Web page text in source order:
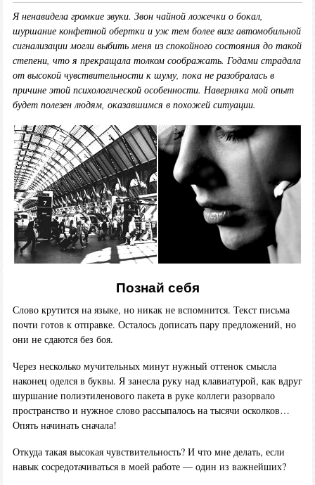
Я ненавидела громкие звуки. Звон чайной ложечки о бокал,
шуршание конфетной обертки и уж тем более визг автомобильной
сигнализации могли выбить меня из спокойного состояния до такой
степени, что я прекращала толком соображать. Годами страдала
от высокой чувствительности к шуму, пока не разобралась в
причине этой психологической особенности. Наверняка мой опыт
будет полезен людям, оказавшимся в похожей ситуации.
Познай себя
Слово крутится на языке, но никак не вспомнится. Текст письма
почти готов к отправке. Осталось дописать пару предложений, но
они не сдаются без боя.
Через несколько мучительных минут нужный оттенок смысла
наконец оделся в буквы. Я занесла руку над клавиатурой, как вдруг
шуршание полиэтиленового пакета в руке коллеги разорвало
пространство и нужное слово рассыпалось на тысячи осколков…
Опять начинать сначала!
Откуда такая высокая чувствительность? И что мне делать, если
навык сосредотачиваться в моей работе — один из важнейших?